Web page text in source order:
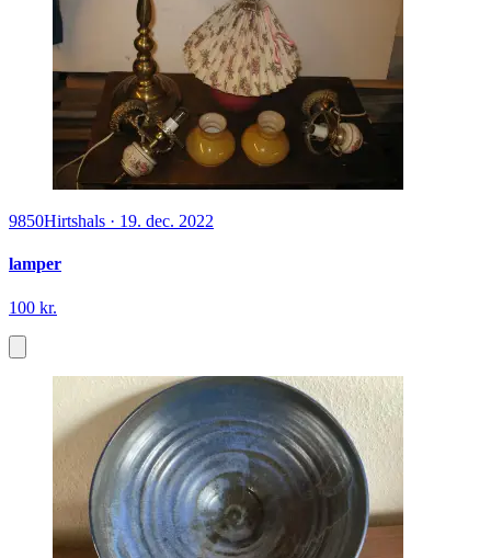
9850Hirtshals · 19. dec. 2022
lamper
100 kr.